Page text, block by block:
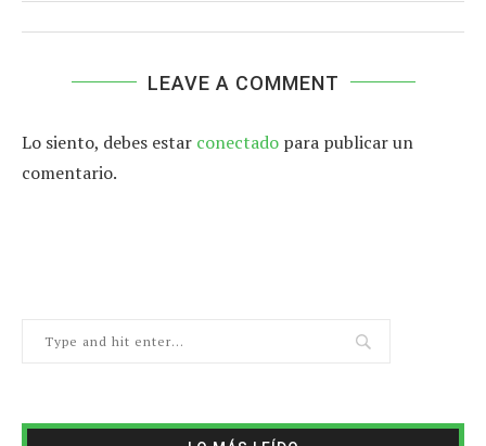
LEAVE A COMMENT
Lo siento, debes estar conectado para publicar un
comentario.